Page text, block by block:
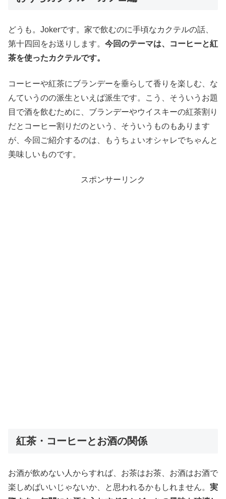
どうも。Jokerです。家で飲むのに手頃なカクテルの話、
第十四回をお送りします。 今回のテーマは、コーヒーと紅
茶を使ったカクテルです。
コーヒーや紅茶にブランデーを垂らして香りを楽しむ、な
んていうのの派生といえば派生です。こう、そういうお題
目で酒を飲むために、ブランデーやウイスキーの紅茶割り
だとコーヒー割りだのという、そういうものもあります
が、今回ご紹介するのは、もうちょいオシャレでちゃんと
美味しいものです。
スポンサーリンク
紅茶・コーヒーとお酒の関係
お酒が飲めない人からすれば、お茶はお茶、お酒はお酒で
楽しめばいいじゃないか、と思われるかもしれません。 実